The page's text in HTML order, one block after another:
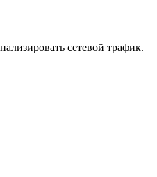
сетевой трафик.